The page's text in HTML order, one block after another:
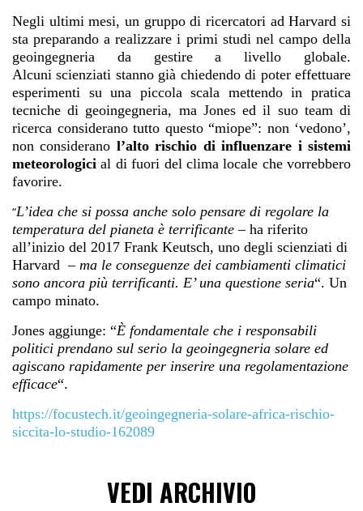
Negli ultimi mesi, un gruppo di ricercatori ad Harvard si
sta preparando a realizzare i primi studi nel campo della
geoingegneria da gestire a livello globale.
Alcuniscienziati stanno già chiedendo di poter effettuare
esperimenti su una piccola scala mettendo in pratica
tecniche di geoingegneria, ma Jones ed il suo team di
ricerca considerano tutto questo “miope”: non ‘vedono’,
non considerano l’alto rischio di influenzare i sistemi
meteorologicial di fuori del clima locale che vorrebbero
favorire.
“L’idea che si possa anche solo pensare di regolare la
temperatura del pianeta è terrificante – ha riferito
all’inizio del 2017 Frank Keutsch, uno degli scienziati di
Harvard – ma le conseguenze dei cambiamenti climatici
sono ancora più terrificanti. E’ una questione seria“. Un
campo minato.
Jones aggiunge: “È fondamentale che i responsabili
politici prendano sul serio la geoingegneria solare ed
agiscano rapidamente per inserire una regolamentazione
efficace“.
https://focustech.it/geoingegneria-solare-africa-rischio-
siccita-lo-studio-162089
VEDI ARCHIVIO